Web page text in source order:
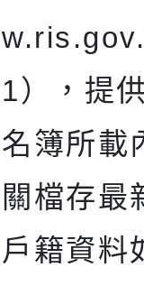
1），提
名簿所載
關檔存最
戶籍資料